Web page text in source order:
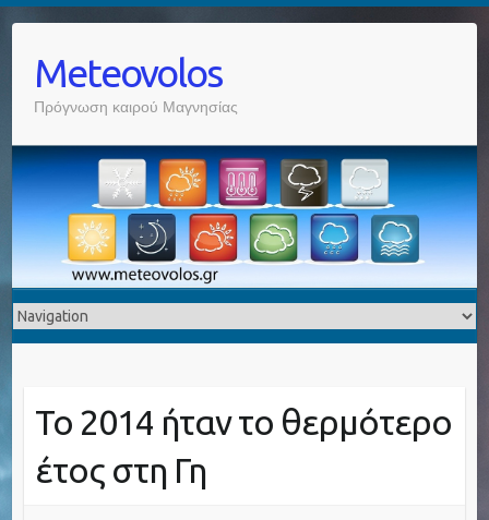
Meteovolos
Πρόγνωση καιρού Μαγνησίας
Το 2014 ήταν το θερμότερο
έτος στη Γη